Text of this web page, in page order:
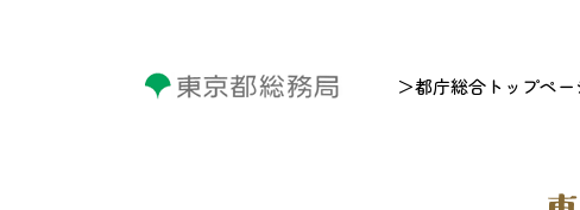
＞都庁総合トップペー